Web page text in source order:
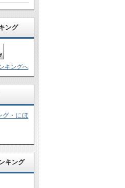
ング
キングへ
キング